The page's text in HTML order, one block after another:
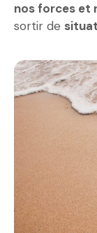
nos forces et
sortir de